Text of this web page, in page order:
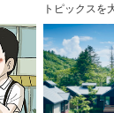
トピックスを